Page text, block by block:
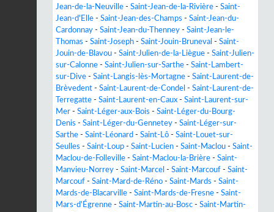
Jean-de-la-Neuville - Saint-Jean-de-la-Rivière - Saint-
Jean-d'Elle - Saint-Jean-des-Champs - Saint-Jean-du-
Cardonnay - Saint-Jean-du-Thenney - Saint-Jean-le-
Thomas - Saint-Joseph - Saint-Jouin-Bruneval - Saint-
Jouin-de-Blavou - Saint-Julien-de-la-Liègue - Saint-Julien-
sur-Calonne - Saint-Julien-sur-Sarthe - Saint-Lambert-
sur-Dive - Saint-Langis-lès-Mortagne - Saint-Laurent-de-
Brèvedent - Saint-Laurent-de-Condel - Saint-Laurent-de-
Terregatte - Saint-Laurent-en-Caux - Saint-Laurent-sur-
Mer - Saint-Léger-aux-Bois - Saint-Léger-du-Bourg-
Denis - Saint-Léger-du-Gennetey - Saint-Léger-sur-
Sarthe - Saint-Léonard - Saint-Lô - Saint-Louet-sur-
Seulles - Saint-Loup - Saint-Lucien - Saint-Maclou - Saint-
Maclou-de-Folleville - Saint-Maclou-la-Brière - Saint-
Manvieu-Norrey - Saint-Marcel - Saint-Marcouf - Saint-
Marcouf - Saint-Mard-de-Réno - Saint-Mards - Saint-
Mards-de-Blacarville - Saint-Mards-de-Fresne - Saint-
Mars-d'Égrenne - Saint-Martin-au-Bosc - Saint-Martin-